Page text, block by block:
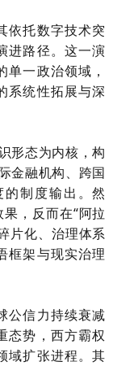
依托数字技术突
进路径。这一演
一政治领域，
系统性拓展与深
形态为内核，构
金融机构、跨国
制度输出。然
，反而在“阿拉
片化、治理体系
框架与现实治理
公信力持续衰减
态势，西方霸权
域扩张进程。其